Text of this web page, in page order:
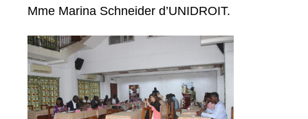
Mme Marina Schneider d’UNIDROIT.